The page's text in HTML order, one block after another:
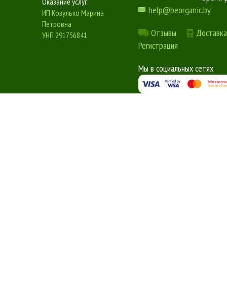
ИП Козулько Марина
Петровна
УНП 291756841
help@beorganic.by
Отзывы
Регистрация
Мы в социальных сетях